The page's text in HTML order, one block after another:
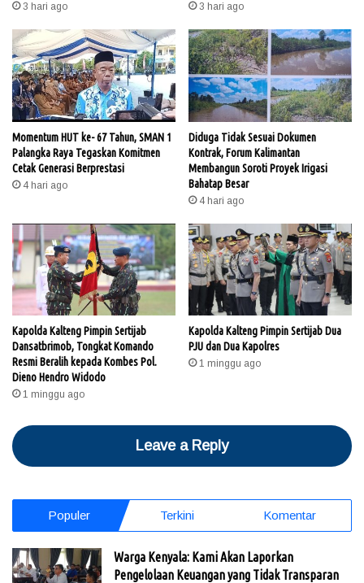
3 hari ago 3 hari ago
Momentum HUT ke- 67 Tahun, SMAN 1
Palangka Raya Tegaskan Komitmen
Cetak Generasi Berprestasi
4 hari ago
Diduga Tidak Sesuai Dokumen
Kontrak, Forum Kalimantan
Membangun Soroti Proyek Irigasi
Bahatap Besar
4 hari ago
Kapolda Kalteng Pimpin Sertijab
Dansatbrimob, Tongkat Komando
Resmi Beralih kepada Kombes Pol.
Dieno Hendro Widodo
1 minggu ago
Kapolda Kalteng Pimpin Sertijab Dua
PJU dan Dua Kapolres
1 minggu ago
Leave a Reply
Populer Terkini Komentar
Warga Kenyala: Kami Akan Laporkan
Pengelolaan Keuangan yang Tidak Transparan